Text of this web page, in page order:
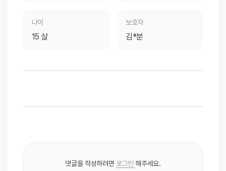
나이
15 살
보호자
김*분
댓글을 작성하려면 로그인 해주세요.